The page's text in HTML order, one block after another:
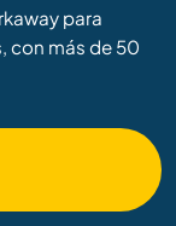
para
con más de 50